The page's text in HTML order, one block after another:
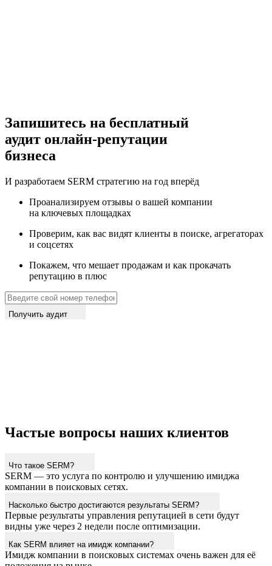
Запишитесь на бесплатный
аудит онлайн-репутации
бизнеса
И разработаем SERM стратегию на год вперёд
Проанализируем отзывы о вашей компании
на ключевых площадках
Проверим, как вас видят клиенты в поиске, агрегаторах
и соцсетях
Покажем, что мешает продажам и как прокачать
репутацию в плюс
Получить аудит
Частые вопросы наших клиентов
Что такое SERM?
SERM — это услуга по контролю и улучшению имиджа
компании в поисковых сетях.
Насколько быстро достигаются результаты SERM?
Первые результаты управления репутацией в сети будут
видны уже через 2 недели после оптимизации.
Как SERM влияет на имидж компании?
Имидж компании в поисковых системах очень важен для её